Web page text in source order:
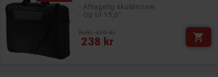
- Aftagelig skulderrem
- Op til 15,6"
238 kr
Pris 